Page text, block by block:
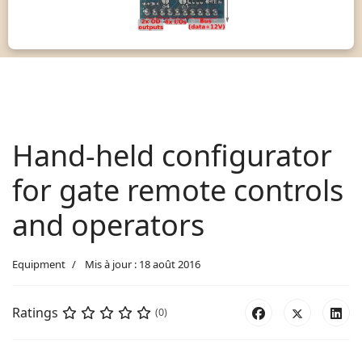
Hand-held configurator
for gate remote controls
and operators
Equipment Mis à jour : 18 août 2016
Ratings (0)